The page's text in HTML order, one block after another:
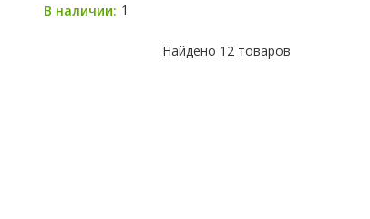
В наличии: 1
Найдено 12 товаров